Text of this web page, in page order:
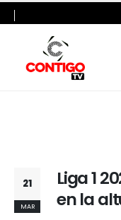
21
MAR
Liga 1
en la